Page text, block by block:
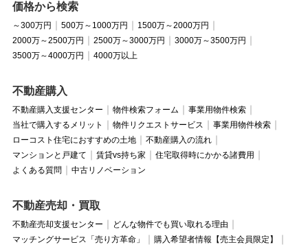
価格から検索
～300万円 500万～1000万円
1500万～2000万円
2000万～2500万円
2500万～3000万円
3000万～3500万円
3500万～4000万円
4000万以上
不動産購入
不動産購入支援センター 物件検索フォーム
事業用物件検索
当社で購入するメリット
物件リクエストサービス
事業用物件検索
ローコスト住宅におすすめの土地
不動産購入の流れ
マンションと戸建て
賃貸vs持ち家
住宅取得時にかかる諸費用
よくある質問
中古リノベーション
不動産売却・買取
不動産売却支援センター
どんな物件でも買い取れる理由
マッチングサービス「売り方革命」
購入希望者情報【売主会員限定】